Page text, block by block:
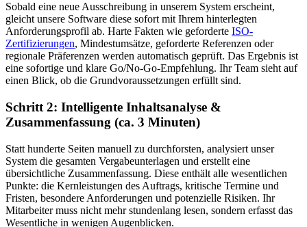
Sobald eine neue Ausschreibung in unserem System erscheint,
gleicht unsere Software diese sofort mit Ihrem hinterlegten
Anforderungsprofil ab. Harte Fakten wie geforderte ISO-
Zertifizierungen, Mindestumsätze, geforderte Referenzen oder
regionale Präferenzen werden automatisch geprüft. Das Ergebnis ist
eine sofortige und klare Go/No-Go-Empfehlung. Ihr Team sieht auf
einen Blick, ob die Grundvoraussetzungen erfüllt sind.
Schritt 2: Intelligente Inhaltsanalyse &
Zusammenfassung (ca. 3 Minuten)
Statt hunderte Seiten manuell zu durchforsten, analysiert unser
System die gesamten Vergabeunterlagen und erstellt eine
übersichtliche Zusammenfassung. Diese enthält alle wesentlichen
Punkte: die Kernleistungen des Auftrags, kritische Termine und
Fristen, besondere Anforderungen und potenzielle Risiken. Ihr
Mitarbeiter muss nicht mehr stundenlang lesen, sondern erfasst das
Wesentliche in wenigen Augenblicken.